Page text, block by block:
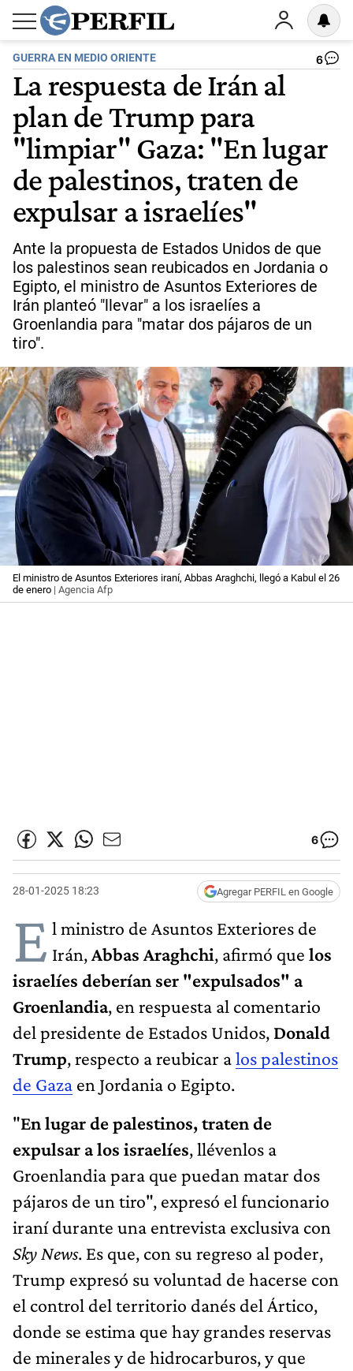
GUERRA EN MEDIO ORIENTE 6
La respuesta de Irán al
plan de Trump para
"limpiar" Gaza: "En lugar
de palestinos, traten de
expulsar a israelíes"
Ante la propuesta de Estados Unidos de que
los palestinos sean reubicados en Jordania o
Egipto, el ministro de Asuntos Exteriores de
Irán planteó "llevar" a los israelíes a
Groenlandia para "matar dos pájaros de un
tiro".
El ministro de Asuntos Exteriores iraní, Abbas Araghchi, llegó a Kabul el 26
de enero | Agencia Afp
6
28-01-2025 18:23 Agregar PERFIL en Google
E l ministro de Asuntos Exteriores de
Irán,Abbas Araghchi, afirmó que los
israelíes deberían ser "expulsados" a
Groenlandia, en respuesta al comentario
del presidente de Estados Unidos, Donald
Trump, respecto a reubicar alos palestinos
de Gaza en Jordania o Egipto.
"En lugar de palestinos, traten de
expulsar a los israelíes, llévenlos a
Groenlandia para que puedan matar dos
pájaros de un tiro", expresó el funcionario
iraní durante una entrevista exclusiva con
Sky News. Es que, con su regreso al poder,
Trump expresó su voluntad de hacerse con
el control del territorio danés del Ártico,
donde se estima que hay grandes reservas
de minerales y de hidrocarburos, y que